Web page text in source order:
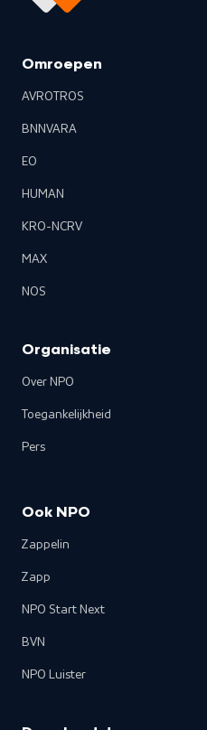
Omroepen
AVROTROS
BNNVARA
EO
HUMAN
KRO-NCRV
MAX
NOS
Organisatie
Over NPO
Toegankelijkheid
Pers
Ook NPO
Zappelin
Zapp
NPO Start Next
BVN
NPO Luister